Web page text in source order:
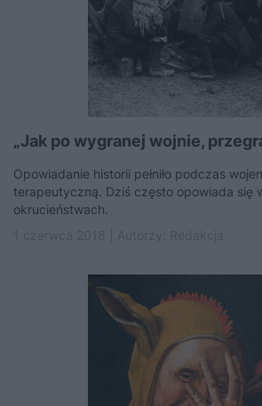
„Jak po wygranej wojnie,
Opowiadanie historii pełniło podczas
terapeutyczną. Dziś często opowiada się
okrucieństwach.